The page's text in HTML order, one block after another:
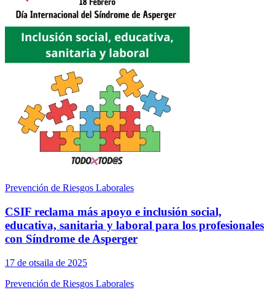
Prevención de Riesgos Laborales
CSIF reclama más apoyo e inclusión social,
educativa, sanitaria y laboral para los profesionales
con Síndrome de Asperger
17 de otsaila de 2025
Prevención de Riesgos Laborales